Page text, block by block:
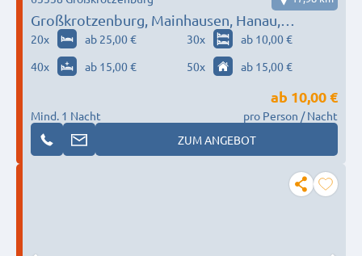
Großkrotzenburg, Mainhausen, Hanau,
Rodgau…
20x ab 25,00 € 30x
ab 10,00 €
40x ab 15,00 € 50x ab 15,00 €
Mind. 1 Nacht
ab 10,00 €
pro Person / Nacht
ZUM ANGEBOT